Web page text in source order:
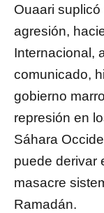
Ouaari
agresión,
Internacional,
comunicado,
gobierno
represión en
Sáhara
puede derivar
masacre
Ramadán.